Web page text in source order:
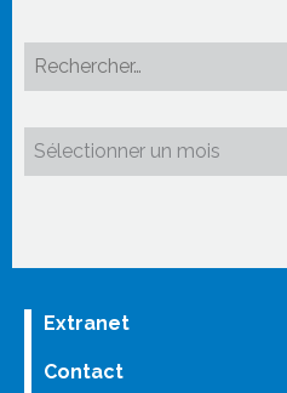
Rechercher :
Extranet
Contact